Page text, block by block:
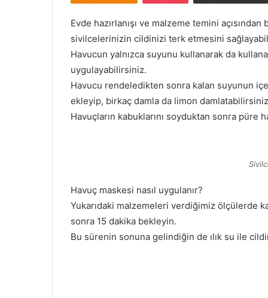
Evde hazırlanışı ve malzeme temini
sivilcelerinizin cildinizi terk etmesini
Havucun yalnızca suyunu kullanarak da
uygulayabilirsiniz.
Havucu rendeledikten sonra kalan suyunun
ekleyip, birkaç damla da limon
Havuçların kabuklarını soyduktan sonra
Havuç maskesi nasıl uygulanır?
Yukarıdaki malzemeleri verdiğimiz ölçülerde
sonra 15 dakika bekleyin.
Bu sürenin sonuna gelindiğin de ılık su ile